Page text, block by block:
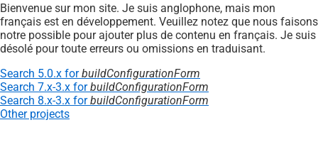
d'Ariane
Bienvenue sur mon site. Je suis anglophone, mais mon
français est en développement. Veuillez notez que nous faisons
notre possible pour ajouter plus de contenu en français. Je suis
désolé pour toute erreurs ou omissions en traduisant.
Search 5.0.x forbuildConfigurationForm
Search 7.x-3.x forbuildConfigurationForm
Search 8.x-3.x forbuildConfigurationForm
Other projects